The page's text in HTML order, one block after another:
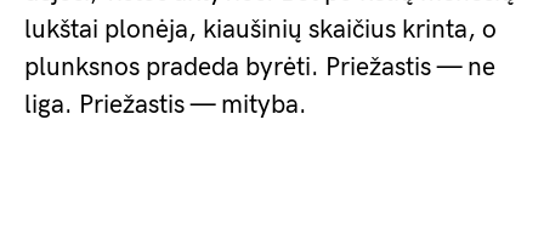
lukštai plonėja, kiaušinių skaičius krinta, o
plunksnos pradeda byrėti. Priežastis — ne
liga. Priežastis — mityba.